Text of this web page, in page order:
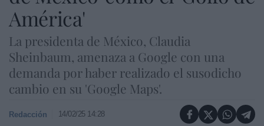
América'
La presidenta de México, Claudia
Sheinbaum, amenaza a Google con una
demanda por haber realizado el susodicho
cambio en su 'Google Maps'.
Redacción 14/02/25 14:28